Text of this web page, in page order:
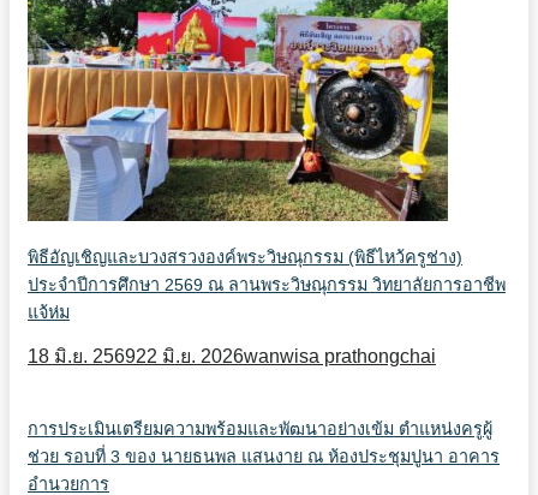
พิธีอัญเชิญและบวงสรวงองค์พระวิษณุกรรม (พิธีไหว้ครูช่าง)
ประจำปีการศึกษา 2569 ณ ลานพระวิษณุกรรม วิทยาลัยการอาชีพ
แจ้ห่ม
18 มิ.ย. 256922 มิ.ย. 2026wanwisa prathongchai
การประเมินเตรียมความพร้อมและพัฒนาอย่างเข้ม ตำแหน่งครูผู้
ช่วย รอบที่ 3 ของ นายธนพล แสนงาย ณ ห้องประชุมปูนา อาคาร
อำนวยการ